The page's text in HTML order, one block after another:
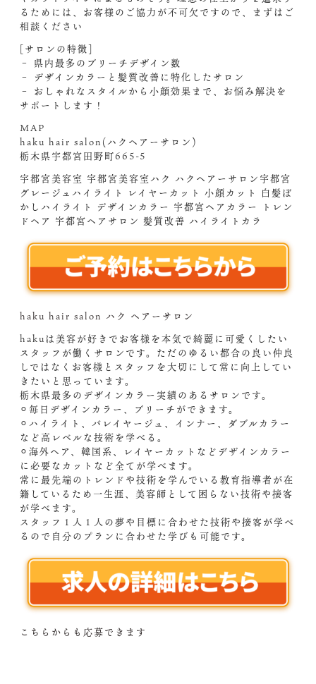
るためには、お客様のご協力が不可欠ですので、まずはご
相談ください‍
[サロンの特徴]
– 県内最多のブリーチデザイン数
– デザインカラーと髪質改善に特化したサロン
– おしゃれなスタイルから小顔効果まで、お悩み解決を
サポートします！
MAP
haku hair salon(ハクヘアーサロン)
栃木県宇都宮田野町665-5
宇都宮美容室 宇都宮美容室ハク ハクヘアーサロン宇都宮
グレージュハイライト レイヤーカット 小顔カット 白髪ぼ
かしハイライト デザインカラー 宇都宮ヘアカラー トレン
ドヘア 宇都宮ヘアサロン 髪質改善 ハイライトカラ
haku hair salon ハク ヘアーサロン
hakuは美容が好きでお客様を本気で綺麗に可愛くしたい
スタッフが働くサロンです。ただのゆるい都合の良い仲良
しではなくお客様とスタッフを大切にして常に向上してい
きたいと思っています。
栃木県最多のデザインカラー実績のあるサロンです。
⚪︎毎日デザインカラー、ブリーチができます。
⚪︎ハイライト、バレイヤージュ、インナー、ダブルカラー
など高レベルな技術を学べる。
⚪︎海外ヘア、韓国系、レイヤーカットなどデザインカラー
に必要なカットなど全てが学べます。
常に最先端のトレンドや技術を学んでいる教育指導者が在
籍しているため一生涯、美容師として困らない技術や接客
が学べます。
スタッフ１人１人の夢や目標に合わせた技術や接客が学べ
るので自分のプランに合わせた学びも可能です。
こちらからも応募できます